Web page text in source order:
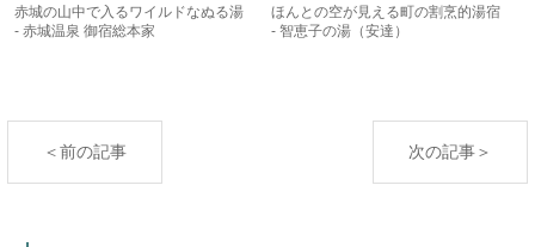
赤城の山中で入るワイルドなぬる湯
- 赤城温泉 御宿総本家
ほんとの空が見える町の割烹的湯宿
- 智恵子の湯（安達）
＜前の記事 次の記事＞